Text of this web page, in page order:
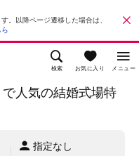
。以降ページ遷移した場合は、
検索 お気に入り メニュー
人気の結婚式場特
） 指定なし